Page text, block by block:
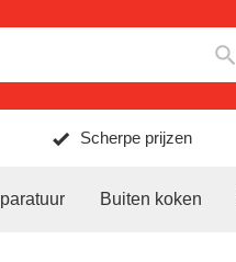
Scherpe prijzen
Buiten koken